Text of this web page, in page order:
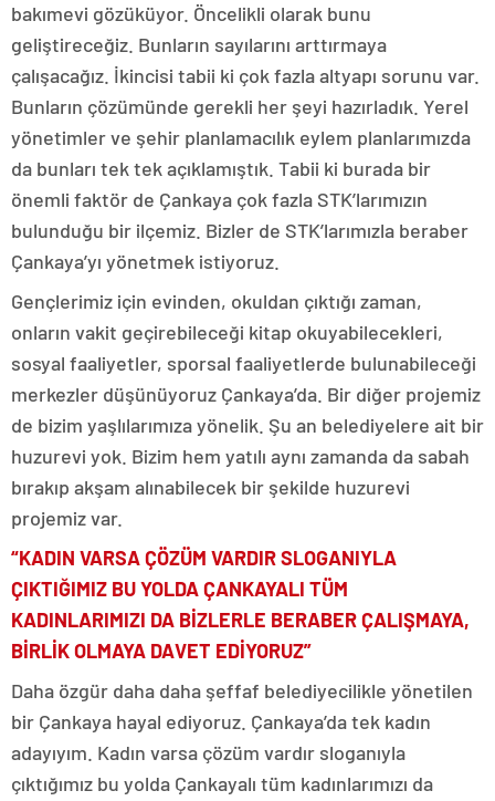
bakımevi gözüküyor. Öncelikli olarak bunu
geliştireceğiz. Bunların sayılarını arttırmaya
çalışacağız. İkincisi tabii ki çok fazla altyapı sorunu var.
Bunların çözümünde gerekli her şeyi hazırladık. Yerel
yönetimler ve şehir planlamacılık eylem planlarımızda
da bunları tek tek açıklamıştık. Tabii ki burada bir
önemli faktör de Çankaya çok fazla STK’larımızın
bulunduğu bir ilçemiz. Bizler de STK’larımızla beraber
Çankaya’yı yönetmek istiyoruz.
Gençlerimiz için evinden, okuldan çıktığı zaman,
onların vakit geçirebileceği kitap okuyabilecekleri,
sosyal faaliyetler, sporsal faaliyetlerde bulunabileceği
merkezler düşünüyoruz Çankaya’da. Bir diğer projemiz
de bizim yaşlılarımıza yönelik. Şu an belediyelere ait bir
huzurevi yok. Bizim hem yatılı aynı zamanda da sabah
bırakıp akşam alınabilecek bir şekilde huzurevi
projemiz var.
“KADIN VARSA ÇÖZÜM VARDIR SLOGANIYLA
ÇIKTIĞIMIZ BU YOLDA ÇANKAYALI TÜM
KADINLARIMIZI DA BİZLERLE BERABER ÇALIŞMAYA,
BİRLİK OLMAYA DAVET EDİYORUZ”
Daha özgür daha daha şeffaf belediyecilikle yönetilen
bir Çankaya hayal ediyoruz. Çankaya’da tek kadın
adayıyım. Kadın varsa çözüm vardır sloganıyla
çıktığımız bu yolda Çankayalı tüm kadınlarımızı da